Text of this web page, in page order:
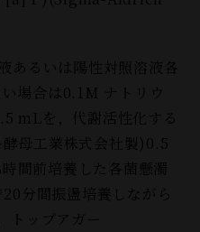
あるいは陽性対照溶液各
場合は0.1M ナトリウ
mLを，代謝活性化する
母工業株式会社製)0.5
間前培養した各菌懸濁
分間振盪培養しながら
トップアガー